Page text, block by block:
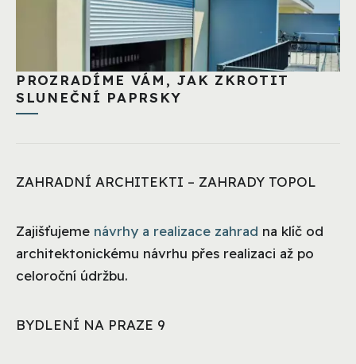
PROZRADÍME VÁM, JAK ZKROTIT
SLUNEČNÍ PAPRSKY
ZAHRADNÍ ARCHITEKTI – ZAHRADY TOPOL
Zajišťujeme návrhy a realizace zahrad na klíč od
architektonickému návrhu přes realizaci až po
celoroční údržbu.
BYDLENÍ NA PRAZE 9